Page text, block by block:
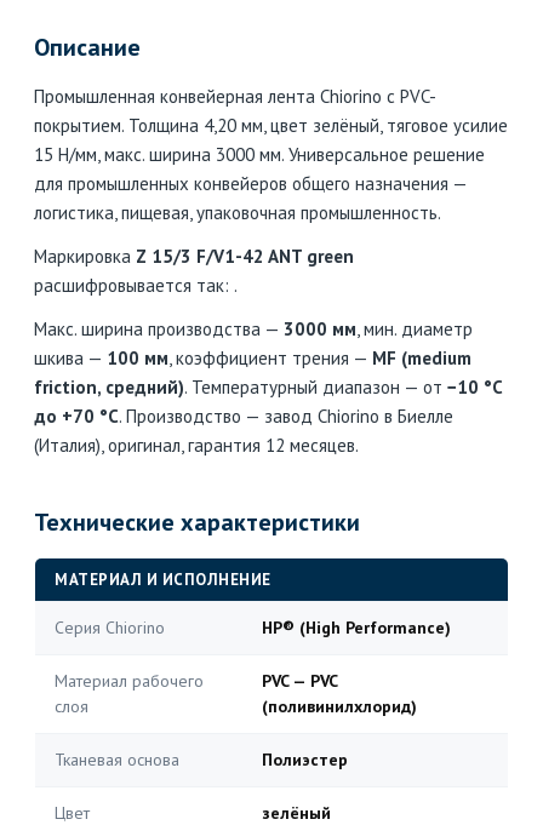
Описание
Промышленная конвейерная лента Chiorino с PVC-
покрытием. Толщина 4,20 мм, цвет зелёный, тяговое усилие
15 Н/мм, макс. ширина 3000 мм. Универсальное решение
для промышленных конвейеров общего назначения —
логистика, пищевая, упаковочная промышленность.
Маркировка Z 15/3 F/V1-42 ANT green
расшифровывается так: .
Макс. ширина производства — 3000 мм, мин. диаметр
шкива — 100 мм, коэффициент трения — MF (medium
friction, средний). Температурный диапазон — от −10 °C
до +70 °C. Производство — завод Chiorino в Биелле
(Италия), оригинал, гарантия 12 месяцев.
Технические характеристики
МАТЕРИАЛ И ИСПОЛНЕНИЕ
Серия Chiorino HP® (High Performance)
Материал рабочего
слоя
PVC — PVC
(поливинилхлорид)
Тканевая основа Полиэстер
Цвет зелёный